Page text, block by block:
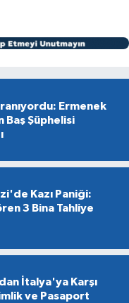
Ermenek
Baş Şüphelisi
Kazı Paniği:
3 Bina Tahliye
İtalya'ya Karşı
ve Pasaport